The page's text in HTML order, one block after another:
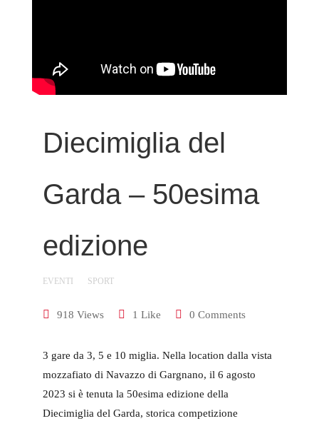
Diecimiglia del
Garda – 50esima
edizione
EVENTI SPORT
918 Views 1 Like 0 Comments
3 gare da 3, 5 e 10 miglia. Nella location dalla vista
mozzafiato di Navazzo di Gargnano, il 6 agosto
2023 si è tenuta la 50esima edizione della
Diecimiglia del Garda, storica competizione